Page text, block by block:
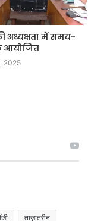
अध्यक्षता में समय-
आयोजित
2025
ताज़ातरीन